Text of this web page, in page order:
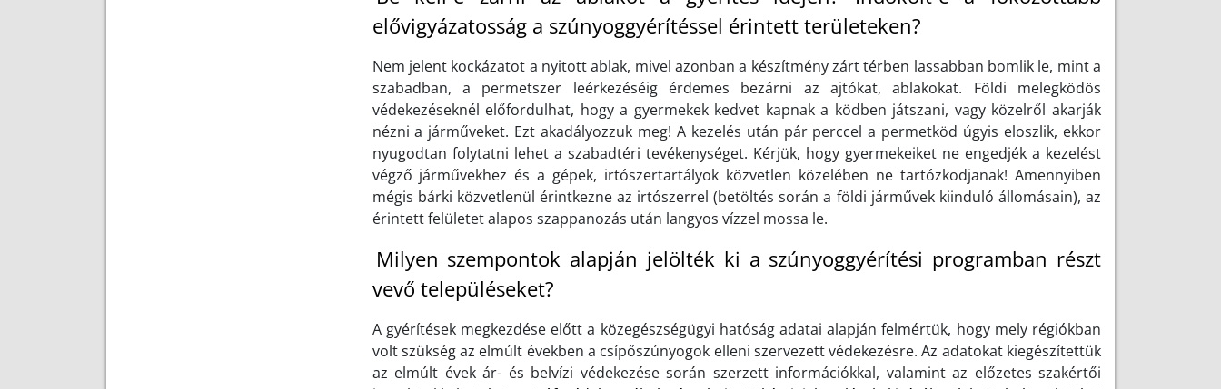
elővigyázatosság a szúnyoggyérítéssel érintett területeken?
Nem jelent kockázatot a nyitott ablak, mivel azonban a készítmény zárt térben lassabban bomlik le, mint a
szabadban, a permetszer leérkezéséig érdemes bezárni az ajtókat, ablakokat. Földi melegködös
védekezéseknél előfordulhat, hogy a gyermekek kedvet kapnak a ködben játszani, vagy közelről akarják
nézni a járműveket. Ezt akadályozzuk meg! A kezelés után pár perccel a permetköd úgyis eloszlik, ekkor
nyugodtan folytatni lehet a szabadtéri tevékenységet. Kérjük, hogy gyermekeiket ne engedjék a kezelést
végző járművekhez és a gépek, irtószertartályok közvetlen közelében ne tartózkodjanak! Amennyiben
mégis bárki közvetlenül érintkezne az irtószerrel (betöltés során a földi járművek kiinduló állomásain), az
érintett felületet alapos szappanozás után langyos vízzel mossa le.
Milyen szempontok alapján jelölték ki a szúnyoggyérítési programban részt
vevő településeket?
A gyérítések megkezdése előtt a közegészségügyi hatóság adatai alapján felmértük, hogy mely régiókban
volt szükség az elmúlt években a csípőszúnyogok elleni szervezett védekezésre. Az adatokat kiegészítettük
az elmúlt évek ár- és belvízi védekezése során szerzett információkkal, valamint az előzetes szakértői